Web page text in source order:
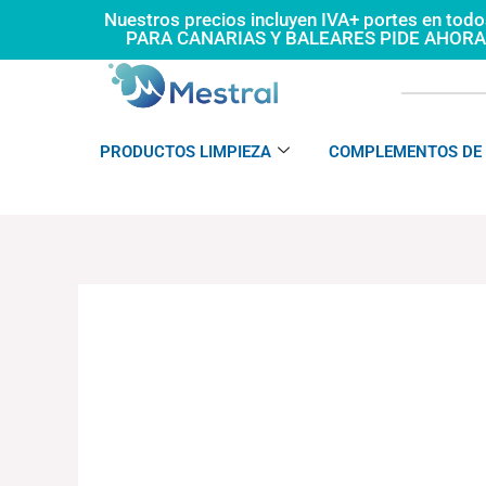
Nuestros precios incluyen IVA+ portes en
PARA CANARIAS Y BALEARES PIDE
PRODUCTOS LIMPIEZA COMPLEMENTOS